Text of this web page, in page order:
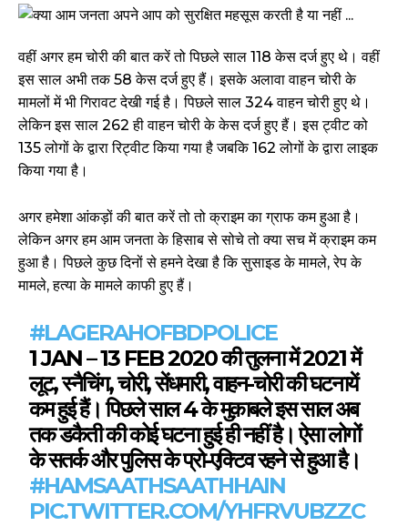
वहीं अगर हम चोरी की बात करें तो पिछले साल 118 केस दर्ज हुए थे। वहीं
इस साल अभी तक 58 केस दर्ज हुए हैं। इसके अलावा वाहन चोरी के
मामलों में भी गिरावट देखी गई है। पिछले साल 324 वाहन चोरी हुए थे।
लेकिन इस साल 262 ही वाहन चोरी के केस दर्ज हुए हैं। इस ट्वीट को
135 लोगों के द्वारा रिट्वीट किया गया है जबकि 162 लोगों के द्वारा लाइक
किया गया है।
अगर हमेशा आंकड़ों की बात करें तो तो क्राइम का ग्राफ कम हुआ है।
लेकिन अगर हम आम जनता के हिसाब से सोचे तो क्या सच में क्राइम कम
हुआ है। पिछले कुछ दिनों से हमने देखा है कि सुसाइड के मामले, रेप के
मामले, हत्या के मामले काफी हुए हैं।
#LAGERAHOFBDPOLICE
1 JAN – 13 FEB 2020 की तुलना में 2021 में
लूट, स्नैचिंग, चोरी, सेंधमारी, वाहन-चोरी की घटनायें
कम हुई हैं। पिछले साल 4 के मुक़ाबले इस साल अब
तक डकैती की कोई घटना हुई ही नहीं है। ऐसा लोगों
के सतर्क और पुलिस के प्रो-एक्टिव रहने से हुआ है।
#HAMSAATHSAATHHAIN
PIC.TWITTER.COM/YHFRVUBZZC